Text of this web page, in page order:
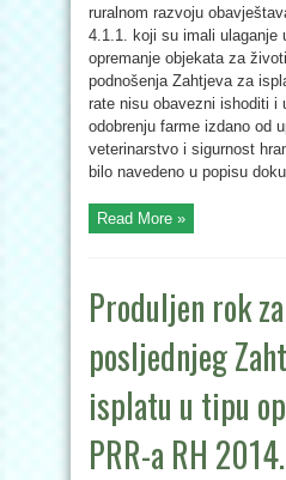
ruralnom razvoju
4.1.1. koji su imali ulaganje
opremanje objekata za
podnošenja Zahtjeva za
rate nisu obavezni ishoditi i
odobrenju farme izdano od
veterinarstvo i sigurnost
bilo navedeno u popisu
Read More »
Produljen rok
posljednjeg
isplatu u tipu
PRR-a RH